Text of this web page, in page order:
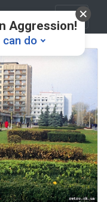
Aggression!
can do
💸